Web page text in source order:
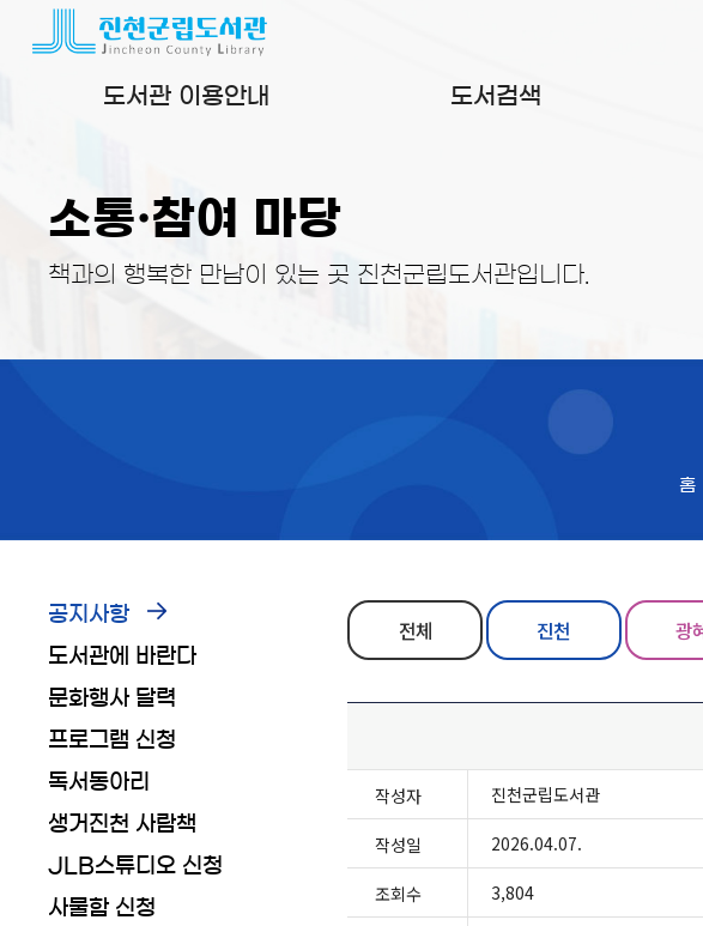
도서관 이용안내 도서검색
소통·참여 마당
책과의 행복한 만남이 있는 곳 진천군립도서관입니다.
홈
공지사항
도서관에 바란다
문화행사 달력
프로그램 신청
독서동아리
생거진천 사람책
JLB스튜디오 신청
사물함 신청
전체 진천 광
작성자 진천군립도서관
작성일 2026.04.07.
조회수 3,804